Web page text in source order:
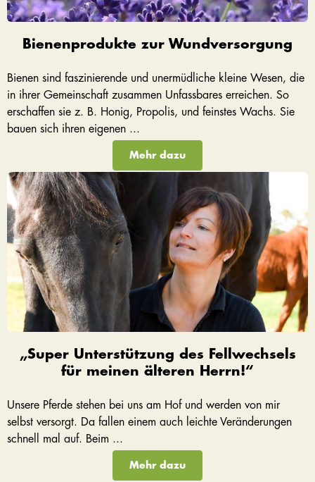
Bienenprodukte zur Wundversorgung
Bienen sind faszinierende und unermüdliche kleine Wesen, die
in ihrer Gemeinschaft zusammen Unfassbares erreichen. So
erschaffen sie z. B. Honig, Propolis, und feinstes Wachs. Sie
bauen sich ihren eigenen ...
Mehr dazu
„Super Unterstützung des Fellwechsels
für meinen älteren Herrn!“
Unsere Pferde stehen bei uns am Hof und werden von mir
selbst versorgt. Da fallen einem auch leichte Veränderungen
schnell mal auf. Beim ...
Mehr dazu